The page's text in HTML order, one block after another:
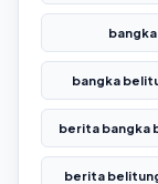
bangka
bangka
berita bangka
berita